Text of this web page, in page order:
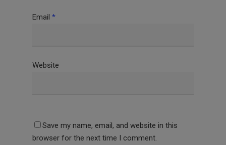
Email *
Website
Save my name, email, and website in this
browser for the next time I comment.